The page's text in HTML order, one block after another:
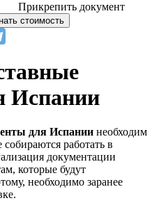
Прикрепить документ
Испании
для Испании необходим
работать в
документации
которые будут
необходимо заранее